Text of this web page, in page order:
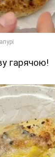
гарячою!